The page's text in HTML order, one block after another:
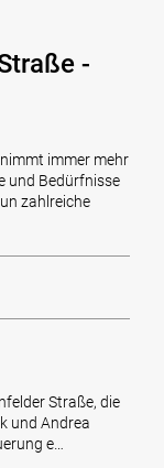
-
immer mehr
und Bedürfnisse
zahlreiche
Straße, die
und Andrea
e…